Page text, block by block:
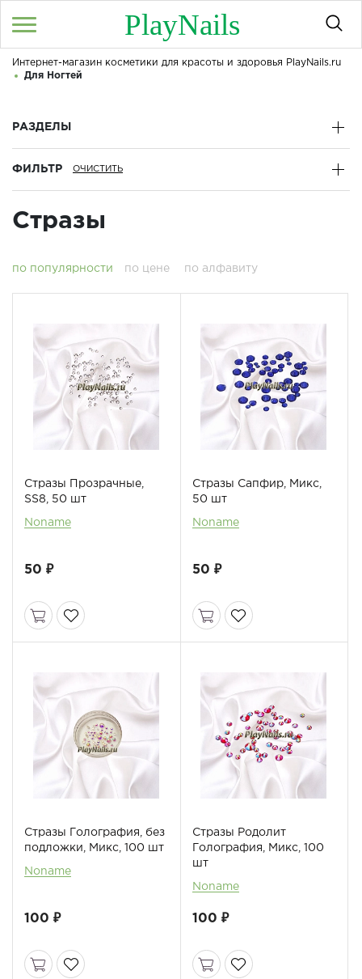
PlayNails
Войти /
КАТАЛОГ
О МАГАЗИНЕ
БРЕНДЫ
Здравствуйте! Что вы ищете?
Интернет-магазин косметики для красоты и здоровья PlayNails.ru
Для Ногтей
РАЗДЕЛЫ
ФИЛЬТР
Стразы
по популярности по цене по алфавиту
Стразы Прозрачные,
SS8, 50 шт
Noname
50 ₽
Стразы Сапфир, Микс,
50 шт
Noname
50 ₽
Стразы Голография, без
подложки, Микс, 100 шт
Noname
100 ₽
Стразы Родолит
Голография, Микс, 100
шт
Noname
100 ₽